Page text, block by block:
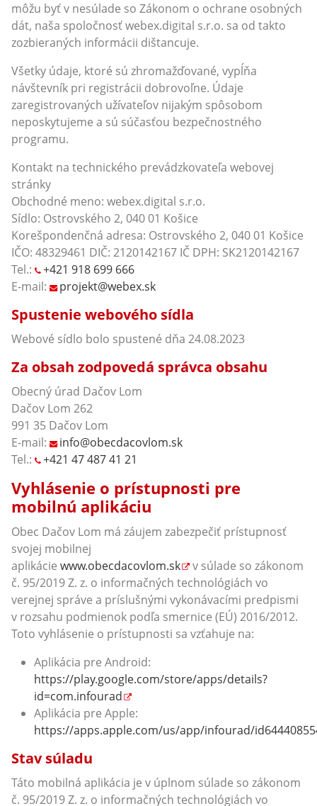
môžu byť v nesúlade so Zákonom o ochrane osobných
dát, naša spoločnosť webex.digital s.r.o. sa od takto
zozbieraných informácii dištancuje.
Všetky údaje, ktoré sú zhromažďované, vypĺňa
návštevník pri registrácii dobrovoľne. Údaje
zaregistrovaných užívateľov nijakým spôsobom
neposkytujeme a sú súčasťou bezpečnostného
programu.
Kontakt na technického prevádzkovateľa webovej
stránky
Obchodné meno: webex.digital s.r.o.
Sídlo: Ostrovského 2, 040 01 Košice
Korešpondenčná adresa: Ostrovského 2, 040 01 Košice
IČO: 48329461 DIČ: 2120142167 IČ DPH: SK2120142167
Tel.:
+421 918 699 666
E-mail:
projekt@webex.sk
Spustenie webového sídla
Webové sídlo bolo spustené dňa 24.08.2023
Za obsah zodpovedá správca obsahu
Obecný úrad Dačov Lom
Dačov Lom 262
991 35 Dačov Lom
E-mail:
info@obecdacovlom.sk
Tel.:
+421 47 487 41 21
Vyhlásenie o prístupnosti pre
mobilnú aplikáciu
Obec Dačov Lom má záujem zabezpečiť prístupnosť
svojej mobilnej
aplikácie www.obecdacovlom.sk
v súlade so zákonom
č. 95/2019 Z. z. o informačných technológiách vo
verejnej správe a príslušnými vykonávacími predpismi
v rozsahu podmienok podľa smernice (EÚ) 2016/2012.
Toto vyhlásenie o prístupnosti sa vzťahuje na:
Aplikácia pre Android:
https://play.google.com/store/apps/details?
id=com.infourad
Aplikácia pre Apple:
https://apps.apple.com/us/app/infourad/
Stav súladu
Táto mobilná aplikácia je v úplnom súlade so zákonom
č. 95/2019 Z. z. o informačných technológiách vo